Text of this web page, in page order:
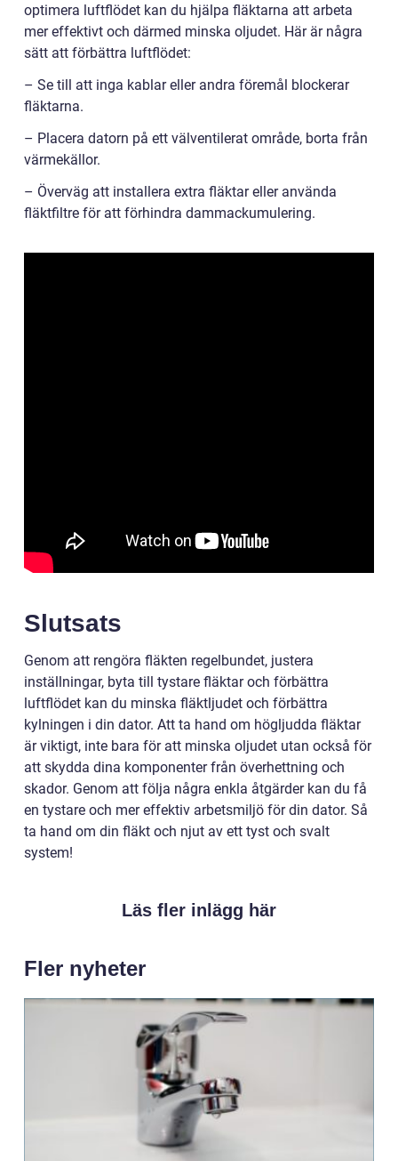
optimera luftflödet kan du hjälpa fläktarna att arbeta
mer effektivt och därmed minska oljudet. Här är några
sätt att förbättra luftflödet:
– Se till att inga kablar eller andra föremål blockerar
fläktarna.
– Placera datorn på ett välventilerat område, borta från
värmekällor.
– Överväg att installera extra fläktar eller använda
fläktfiltre för att förhindra dammackumulering.
Slutsats
Genom att rengöra fläkten regelbundet, justera
inställningar, byta till tystare fläktar och förbättra
luftflödet kan du minska fläktljudet och förbättra
kylningen i din dator. Att ta hand om högljudda fläktar
är viktigt, inte bara för att minska oljudet utan också för
att skydda dina komponenter från överhettning och
skador. Genom att följa några enkla åtgärder kan du få
en tystare och mer effektiv arbetsmiljö för din dator. Så
ta hand om din fläkt och njut av ett tyst och svalt
system!
Läs fler inlägg här
Fler nyheter